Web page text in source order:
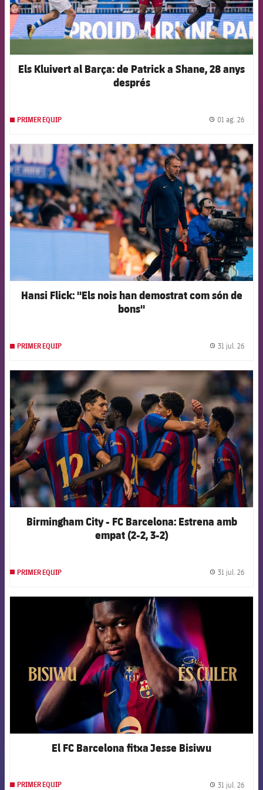
Els Kluivert al Barça: de Patrick a Shane, 28 anys
després
PRIMER EQUIP 01 ag. 26
FCB Barcelona badge
Hansi Flick: "Els nois han demostrat com són de
bons"
PRIMER EQUIP 31 jul. 26
FCB Barcelona badge
Birmingham City - FC Barcelona: Estrena amb
empat (2-2, 3-2)
PRIMER EQUIP 31 jul. 26
FCB Barcelona badge
El FC Barcelona fitxa Jesse Bisiwu
PRIMER EQUIP 31 jul. 26